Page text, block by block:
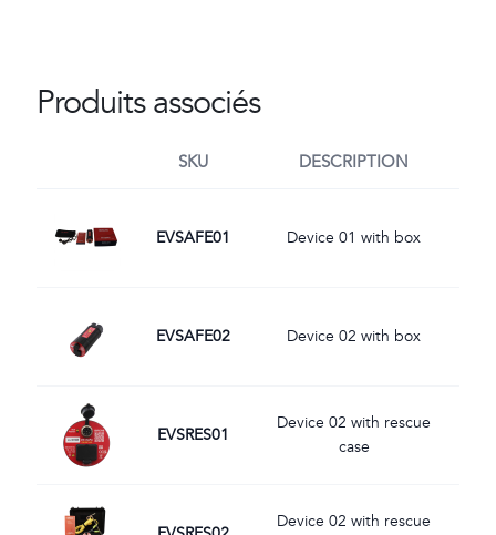
Produits associés
SKU DESCRIPTION
EVSAFE01
Device 01 with box
EVSAFE02
Device 02 with box
Image
EVSRES01
Device 02 with rescue
case
Image
Device 02 with rescue